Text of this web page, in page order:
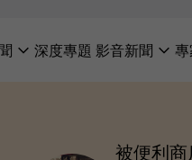
深度專題 影音新聞
被便利